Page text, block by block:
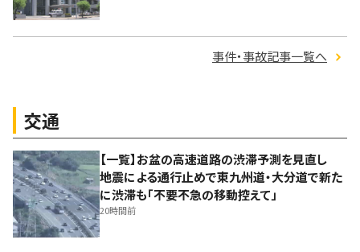
事件・事故記事一覧へ
交通
【一覧】お盆の高速道路の渋滞予測を見直し
地震による通行止めで東九州道・大分道で新た
に渋滞も「不要不急の移動控えて」
20時間前